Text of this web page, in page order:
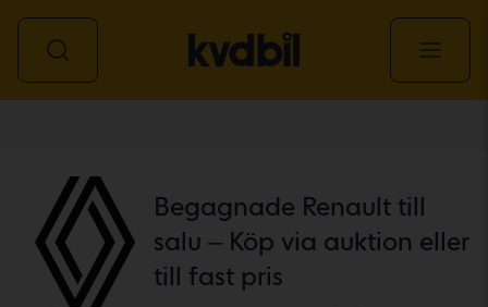
Begagnade Renault till
salu – Köp via auktion eller
till fast pris